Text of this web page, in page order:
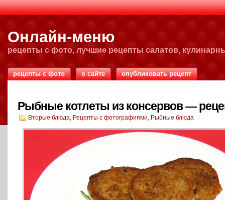
Онлайн-меню
рецепты с фото, лучшие рецепты салатов,
рецепты с фото о сайте опубликовать рецепт
Рыбные котлеты из консервов —
Вторые блюда, Рецепты с фотографиями, Рыбные блюда